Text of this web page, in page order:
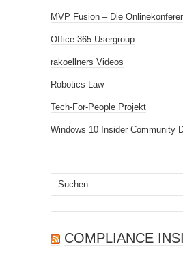
MVP Fusion – Die
Office 365 Usergroup
rakoellners Videos
Robotics Law
Tech-For-People Projekt
Windows 10 Insider Community
Suchen
nach:
COMPLIANCE